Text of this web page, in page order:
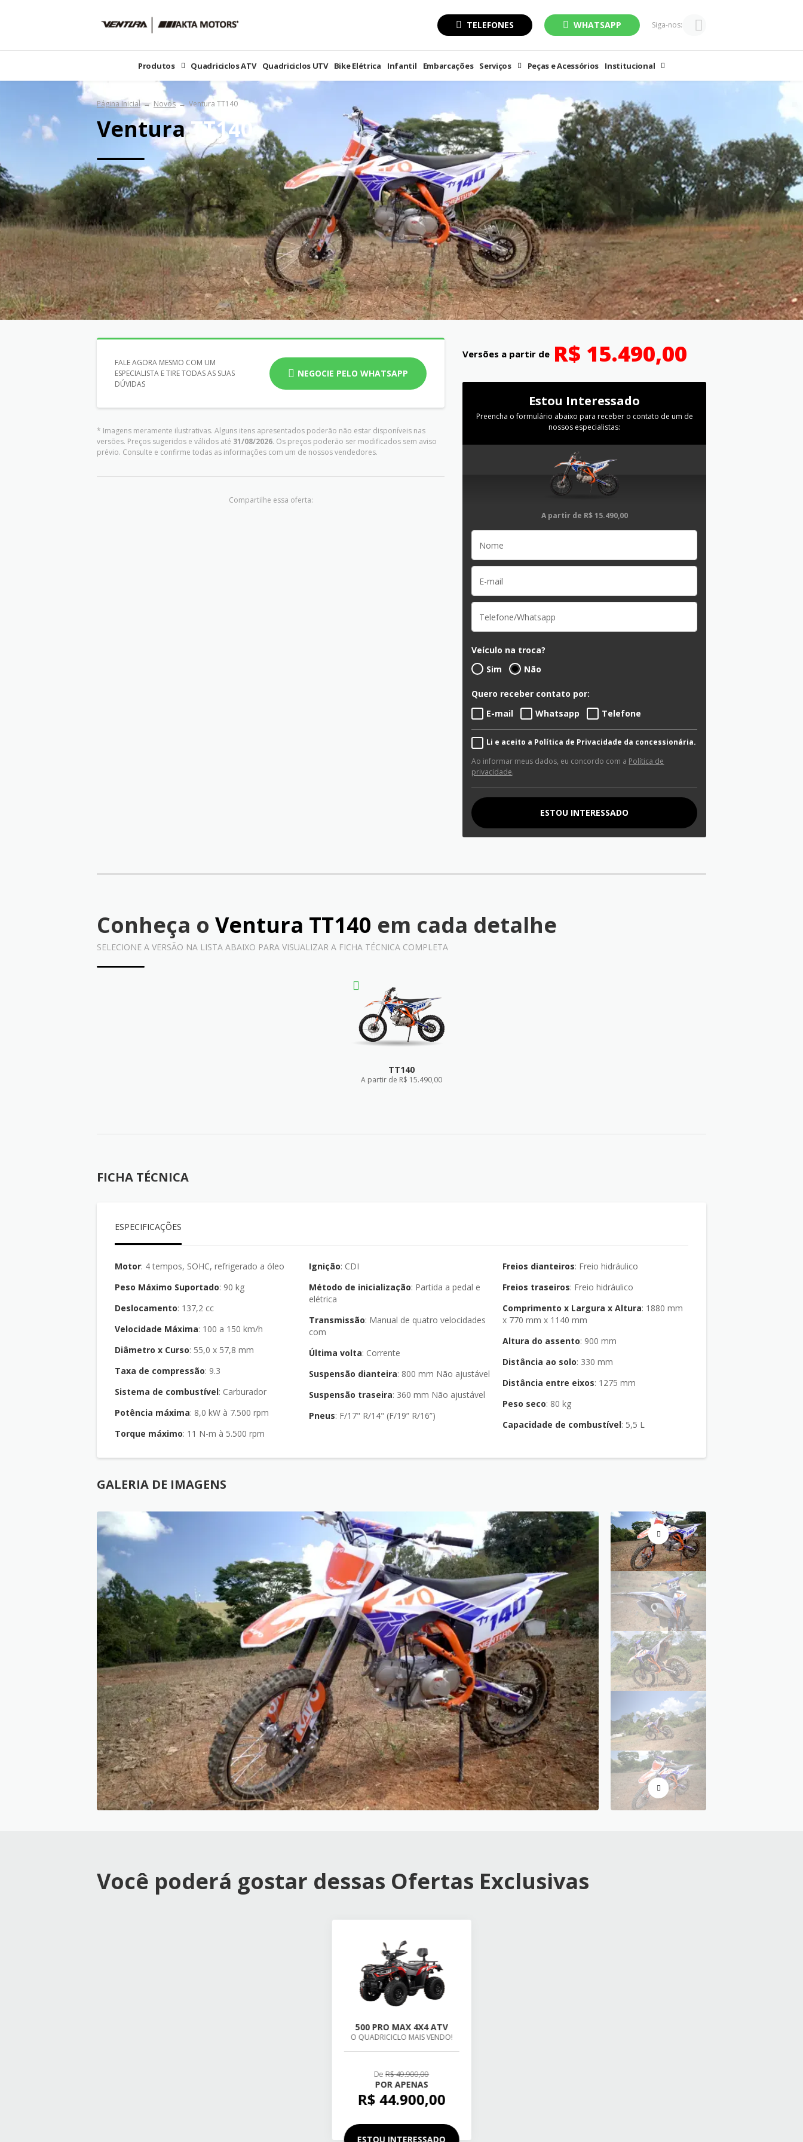
TELEFONES WHATSAPP Siga-nos:
Produtos Quadriciclos ATV Quadriciclos UTV Bike Elétrica Infantil Embarcações Serviços Peças e Acessórios Institucional
Página Inicial Novos Ventura TT140
VenturaTT140
FALE AGORA MESMO COM UM
ESPECIALISTA E TIRE TODAS AS SUAS
DÚVIDAS
NEGOCIE PELO WHATSAPP
* Imagens meramente ilustrativas. Alguns itens apresentados poderão não estar disponíveis nas
versões. Preços sugeridos e válidos até 31/08/2026. Os preços poderão ser modificados sem aviso
prévio. Consulte e confirme todas as informações com um de nossos vendedores.
Compartilhe essa oferta:
Versões a partir de R$ 15.490,00
Estou Interessado
Preencha o formulário abaixo para receber o contato de um de
nossos especialistas:
A partir de R$ 15.490,00
Veículo na troca?
Sim
Não
Quero receber contato por:
E-mail
Whatsapp Telefone
Li e aceito a Política de Privacidade da concessionária.
Ao informar meus dados, eu concordo com a Política de
privacidade.
ESTOU INTERESSADO
Conheça o Ventura TT140 em cada detalhe
SELECIONE A VERSÃO NA LISTA ABAIXO PARA VISUALIZAR A FICHA TÉCNICA COMPLETA
TT140
A partir de R$ 15.490,00
FICHA TÉCNICA
ESPECIFICAÇÕES
Motor : 4 tempos, SOHC, refrigerado a óleo
Peso Máximo Suportado : 90 kg
Deslocamento : 137,2 cc
Velocidade Máxima : 100 a 150 km/h
Diâmetro x Curso : 55,0 x 57,8 mm
Taxa de compressão : 9.3
Sistema de combustível : Carburador
Potência máxima : 8,0 kW à 7.500 rpm
Torque máximo : 11 N-m à 5.500 rpm
Ignição : CDI
Método de inicialização: Partida a pedal e
elétrica
Transmissão: Manual de quatro velocidades
com
Última volta : Corrente
Suspensão dianteira : 800 mm Não ajustável
Suspensão traseira : 360 mm Não ajustável
Pneus : F/17" R/14" (F/19” R/16”)
Freios dianteiros : Freio hidráulico
Freios traseiros : Freio hidráulico
Comprimento x Largura x Altura: 1880 mm
x 770 mm x 1140 mm
Altura do assento : 900 mm
Distância ao solo : 330 mm
Distância entre eixos : 1275 mm
Peso seco : 80 kg
Capacidade de combustível : 5,5 L
GALERIA DE IMAGENS
Você poderá gostar dessas Ofertas Exclusivas
500 PRO MAX 4X4 ATV
O QUADRICICLO MAIS VENDO!
DeR$ 49.900,00
POR APENAS
R$ 44.900,00
ESTOU INTERESSADO